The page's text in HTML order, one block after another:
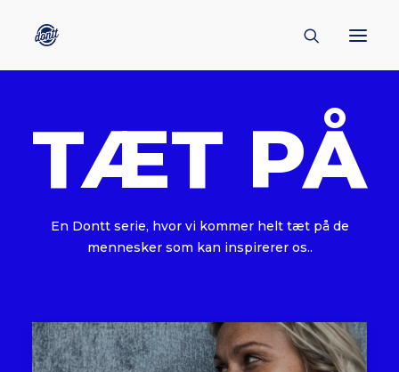
ENGLISH
KULTUR
TÆT PÅ
En Dontt serie, hvor vi kommer helt tæt på de
mennesker som kan inspirerer os..